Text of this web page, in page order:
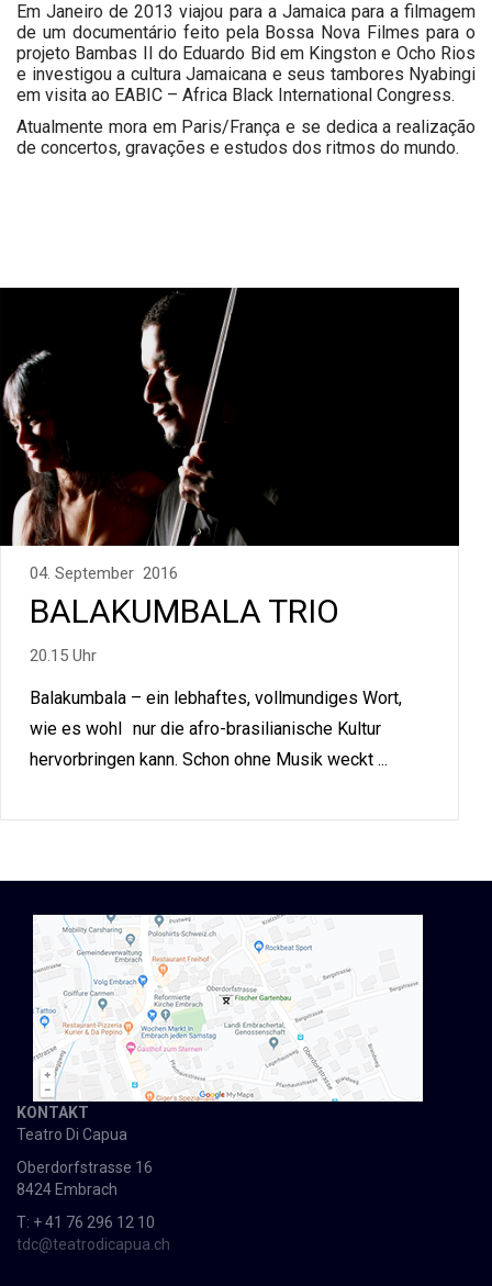
Em Janeiro de 2013 viajou para a Jamaica para a filmagem
de um documentário feito pela Bossa Nova Filmes para o
projeto Bambas II do Eduardo Bid em Kingston e Ocho Rios
e investigou a cultura Jamaicana e seus tambores Nyabingi
em visita ao EABIC – Africa Black International Congress.
Atualmente mora em Paris/França e se dedica a realização
de concertos, gravações e estudos dos ritmos do mundo.
04. September 2016
BALAKUMBALA TRIO
20.15 Uhr
Balakumbala – ein lebhaftes, vollmundiges Wort,
wie es wohl nur die afro-brasilianische Kultur
hervorbringen kann. Schon ohne Musik weckt ...
KONTAKT
Teatro Di Capua
Oberdorfstrasse 16
8424 Embrach
T: + 41 76 296 12 10
tdc@teatrodicapua.ch